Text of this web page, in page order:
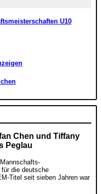
U10
Chen und Tiffany
Peglau
die deutsche
Titel seit sieben Jahren war